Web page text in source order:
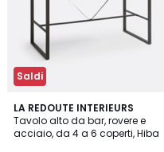
Saldi
LA REDOUTE INTERIEURS
Tavolo alto da bar, rovere e
acciaio, da 4 a 6 coperti, Hiba
4,2
/ 5